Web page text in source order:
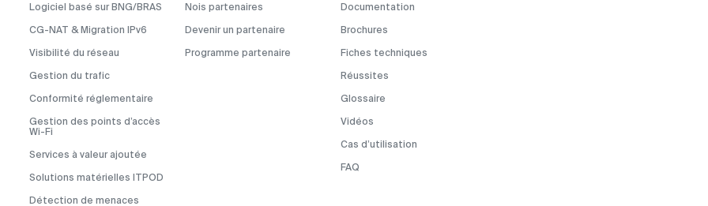
Logiciel basé sur BNG/BRAS
CG-NAT & Migration IPv6
Visibilité du réseau
Gestion du trafic
Conformité réglementaire
Gestion des points d’accès
Wi-Fi
Services à valeur ajoutée
Solutions matérielles ITPOD
Détection de menaces
Nois partenaires
Devenir un partenaire
Programme partenaire
Documentation
Brochures
Fiches techniques
Réussites
Glossaire
Vidéos
Cas d’utilisation
FAQ